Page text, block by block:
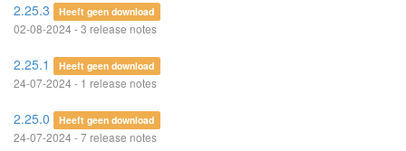
2.25.3 Heeft geen download
02-08-2024 - 3 release notes
2.25.1 Heeft geen download
24-07-2024 - 1 release notes
2.25.0 Heeft geen download
24-07-2024 - 7 release notes